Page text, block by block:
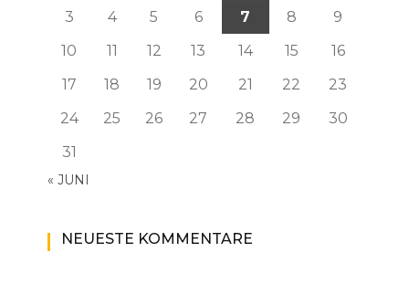
3
4 5 6 7 8
9
10
11 12 13 14 15
16
17
18 19 20 21 22
23
24
25 26 27 28 29
30
31
« JUNI
NEUESTE KOMMENTARE